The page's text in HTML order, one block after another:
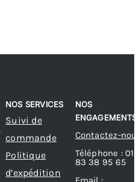
NOS SERVICES
Suivi de
commande
Politique
d’expédition
NOS
ENGAGEMENTS
Contactez-
Téléphone : 01
83 38 95 65